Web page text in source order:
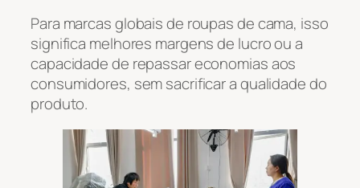
Para marcas globais de roupas de cama, isso
significa melhores margens de lucro ou a
capacidade de repassar economias aos
consumidores, sem sacrificar a qualidade do
produto.